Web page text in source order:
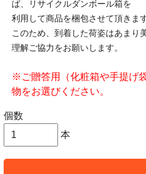
ば、リサイクルダンボール箱を
利用して商品を梱包させて頂きます
このため、到着した荷姿はあまり
理解ご協力をお願いします。
※ご贈答用（化粧箱や手提げ
物をお選びください。
個数
本